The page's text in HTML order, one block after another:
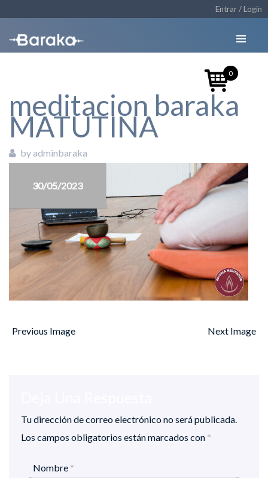
Entrar / Login
meditacion baraka
MATUTINA
by adminbaraka
30/05/2023
Previous Image Next Image
Tu dirección de correo electrónico no será publicada.
Los campos obligatorios están marcados con *
Nombre *
0